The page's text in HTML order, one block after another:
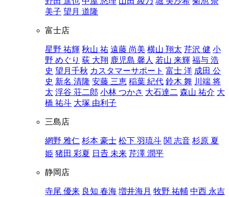
美子 望月 道隆
富士店
星野 祐輝 秋山 祐 遠藤 尚美 横山 翔太 芹沢 健 小
野 めぐり 荻 大翔 鹿児島 馨人 若山 来輝 福与 浩
史 望月千秋 カスタマーサポート 富士 洋 成田 公
史 新名 清隆 安藤 三恵 稲葉 紀代 鈴木 舞 川端 将
太 浮谷 荘二郎 小林 つかさ 大石達二 森山 祐介 大
橋 祐斗 大塚 由利子
三島店
網野 雅仁 杉本 豪士 松下 羽琉斗 関 志音 杉原 夏
姫 猪田 彩夏 日𠮷 未来 芹澤 潤平
静岡店
寺尾 優来 良知 春海 増井海月 牧野 祐輔 中西 永吉